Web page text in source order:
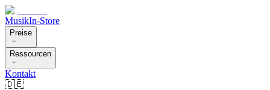
MusikIn-Store
Preise
Ressourcen
Kontakt
🇩🇪